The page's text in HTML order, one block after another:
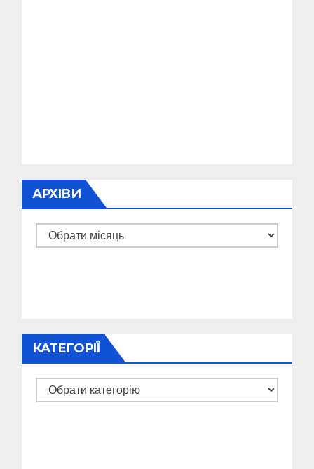
АРХІВИ
Архіви
КАТЕГОРІЇ
Категорії